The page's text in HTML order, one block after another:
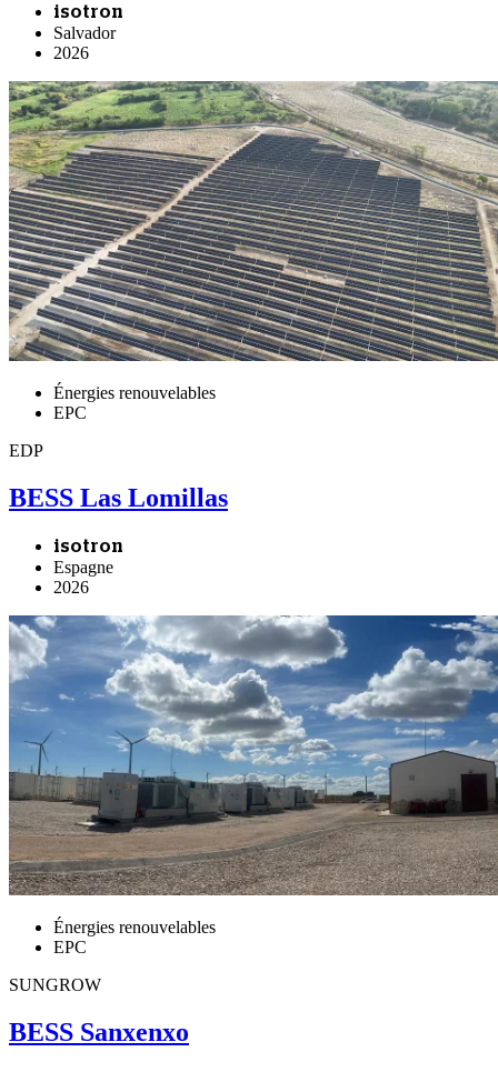
isotron
Salvador
2026
Énergies renouvelables
EPC
EDP
BESS Las Lomillas
isotron
Espagne
2026
Énergies renouvelables
EPC
SUNGROW
BESS Sanxenxo